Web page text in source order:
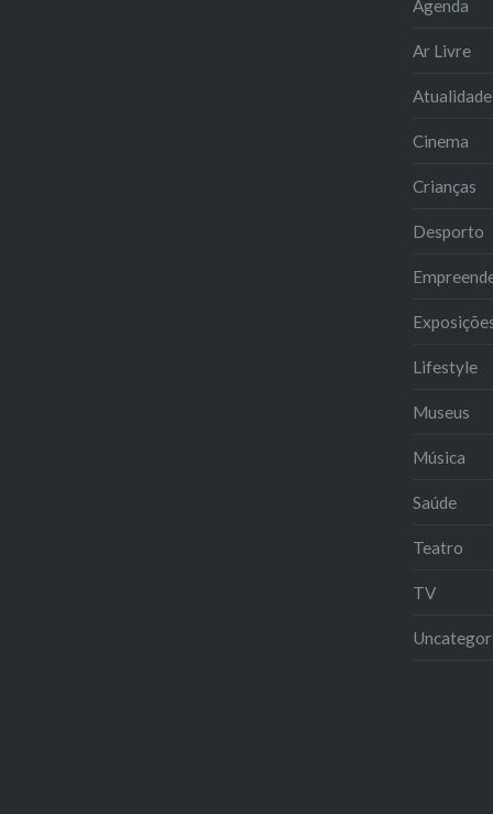
Agenda
Ar Livre
Cinema
Crianças
Desporto
Lifestyle
Museus
Música
Saúde
Teatro
TV